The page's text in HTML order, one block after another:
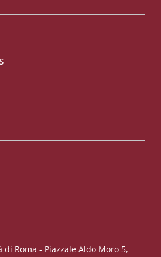
Roma - Piazzale Aldo Moro 5,